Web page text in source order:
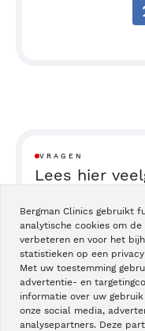
Bergman Clinics gebruikt
analytische cookies om
verbeteren en voor het
statistieken op een
Met uw toestemming
advertentie- en
informatie over uw
onze social media,
analysepartners. Deze
VRAGEN
Lees hier
Bij welke
Wat zijn de
behandeling?
Waar kan ik